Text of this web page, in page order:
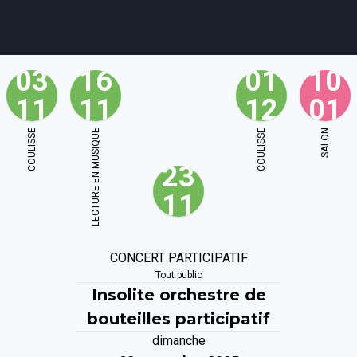
agenda personnes projets shop
03
11
COULISSE
16
11
LECTURE EN MUSIQUE
23
11
01
12
COULISSE
10
01
SALON
CONCERT PARTICIPATIF
Tout public
Insolite orchestre de
bouteilles participatif
dimanche